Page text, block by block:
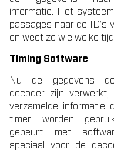
informatie. Het
passages naar de ID’s
en weet zo wie welke
Timing Software
Nu de gegevens
decoder zijn verwerkt,
verzamelde informatie
timer worden
gebeurt met
speciaal voor de